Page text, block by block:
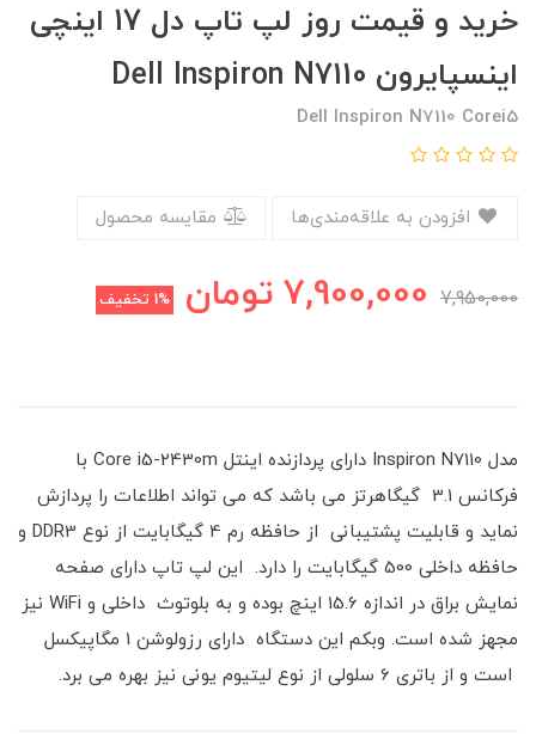
خرید و قیمت روز لپ تاپ دل 17 اینچی
اینسپایرون Dell Inspiron N7110
Dell Inspiron N7110 Corei5
مقایسه محصول
7,950,000
7,900,000 تومان 1% تخفیف
مدل Inspiron N7110 دارای پردازنده اینتل Core i5-2430m با
فرکانس 3.1 گیگاهرتز می باشد که می تواند اطلاعات را پردازش
نماید و قابلیت پشتیبانی از حافظه رم 4 گیگابایت از نوع DDR3 و
حافظه داخلی 500 گیگابایت را دارد. این لپ تاپ دارای صفحه
نمایش براق در اندازه 15.6 اینچ بوده و به بلوتوث داخلی و WiFi نیز
مجهز شده است. وبکم این دستگاه دارای رزولوشن 1 مگاپیکسل
است و از باتری 6 سلولی از نوع لیتیوم یونی نیز بهره می برد.